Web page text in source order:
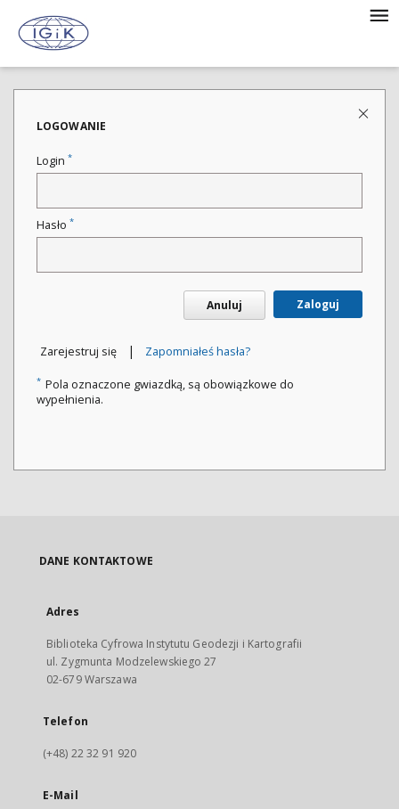
LOGOWANIE
Login *
Hasło *
Anuluj Zaloguj
Zarejestruj się | Zapomniałeś hasła?
* Pola oznaczone gwiazdką, są obowiązkowe do
wypełnienia.
DANE KONTAKTOWE
Adres
Biblioteka Cyfrowa Instytutu Geodezji i Kartografii
ul. Zygmunta Modzelewskiego 27
02-679 Warszawa
Telefon
(+48) 22 32 91 920
E-Mail